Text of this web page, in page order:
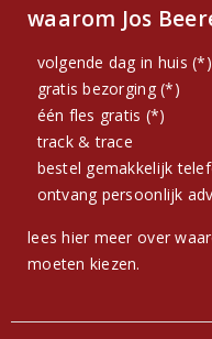
waarom Jos
volgende dag in huis (*)
gratis bezorging (*)
één fles gratis (*)
track & trace
bestel gemakkelijk
ontvang persoonlijk
lees hier meer over
moeten kiezen.